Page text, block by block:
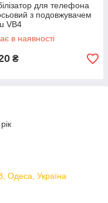
для телефона
з подовжувачем
VB4
в наявності
₴
Одеса, Україна